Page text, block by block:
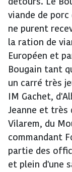
viande de
ne purent
la ration de
Européen et
Bougain tant
un carré très
IM Gachet,
Jeanne et très
Vilarem, du
commandant
partie des
et plein d'une